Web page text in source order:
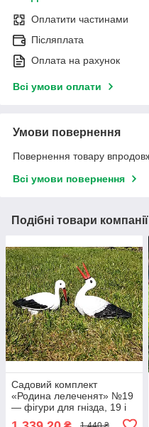
Оплатити частинами
Післяплата
Оплата на рахунок
Всі умови оплати
Умови повернення
Повернення товару
Всі умови повернення
Подібні товари компанії
Садовий комплект
«Родина лелеченят» №19
— фігури для гнізда, 19 і